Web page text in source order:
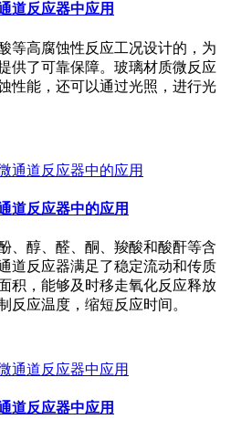
道反应器中应用
等高腐蚀性反应工况设计的，为
供了可靠保障。玻璃材质微反应
性能，还可以通过光照，进行光
道反应器中的应用
、醇、醛、酮、羧酸和酸酐等含
道反应器满足了稳定流动和传质
积，能够及时移走氧化反应释放
反应温度，缩短反应时间。
道反应器中应用